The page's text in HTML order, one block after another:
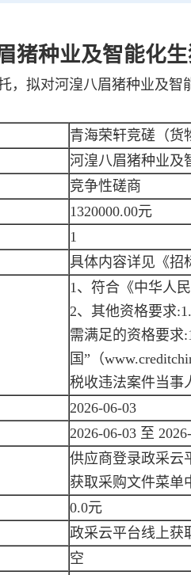
猪种业及智能化
，拟对河湟八眉猪种业及
青海荣轩竞磋（货
河湟八眉猪种业及
竞争性磋商
1320000.00元
1
具体内容详见《招
1、符合《中华人
2、其他资格要求
需满足的资格要求
国”（
税收违法案件当事
2026-06-03
2026-06-03 至
供应商登录政采云
获取采购文件菜单
0.0元
政采云平台线上获
空